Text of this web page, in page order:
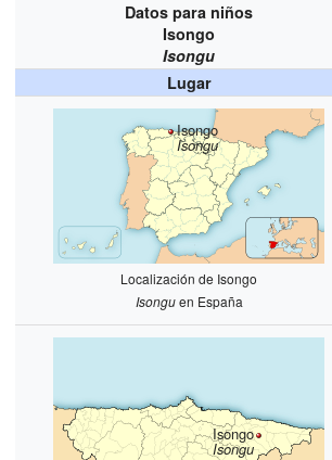
Datos para niños
Isongo
Isongu
Lugar
Isongo
Isongu
Localización de Isongo
Isonguen España
Isongo
Isongu